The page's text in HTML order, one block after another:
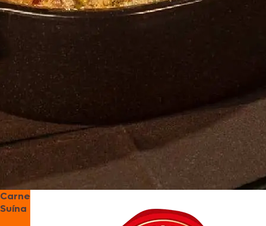
Carne
Suína